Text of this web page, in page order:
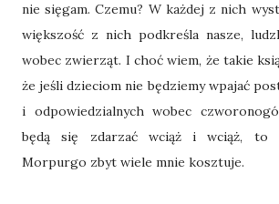
nie sięgam. Czemu? W każdej z nich
większość z nich podkreśla nasze,
wobec zwierząt. I choć wiem, że takie
że jeśli dzieciom nie będziemy wpajać
i odpowiedzialnych wobec
będą się zdarzać wciąż i wciąż, to
Morpurgo zbyt wiele mnie kosztuje.